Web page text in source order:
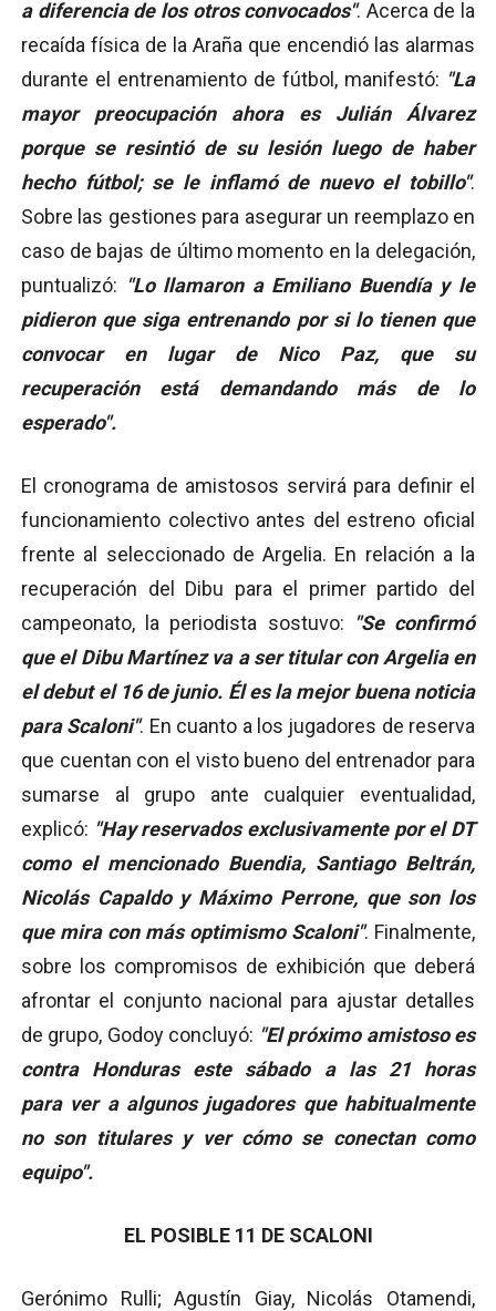
a diferencia de los otros convocados". Acerca de la
recaída física de la Araña que encendió las alarmas
durante el entrenamiento de fútbol, manifestó: "La
mayor preocupación ahora es Julián Álvarez
porque se resintió de su lesión luego de haber
hecho fútbol; se le inflamó de nuevo el tobillo".
Sobre las gestiones para asegurar un reemplazo en
caso de bajas de último momento en la delegación,
puntualizó: "Lo llamaron a Emiliano Buendía y le
pidieron que siga entrenando por si lo tienen que
convocar en lugar de Nico Paz, que su
recuperación está demandando más de lo
esperado".
El cronograma de amistosos servirá para definir el
funcionamiento colectivo antes del estreno oficial
frente al seleccionado de Argelia. En relación a la
recuperación del Dibu para el primer partido del
campeonato, la periodista sostuvo:
"Se confirmó
que el Dibu Martínez va a ser titular con Argelia en
el debut el 16 de junio. Él es la mejor buena noticia
para Scaloni". En cuanto a los jugadores de reserva
que cuentan con el visto bueno del entrenador para
sumarse al grupo ante cualquier eventualidad,
explicó: "Hay reservados exclusivamente por el DT
como el mencionado Buendia, Santiago Beltrán,
Nicolás Capaldo y Máximo Perrone, que son los
que mira con más optimismo Scaloni". Finalmente,
sobre los compromisos de exhibición que deberá
afrontar el conjunto nacional para ajustar detalles
de grupo, Godoy concluyó: "El próximo amistoso es
contra Honduras este sábado a las 21 horas
para ver a algunos jugadores que habitualmente
no son titulares y ver cómo se conectan como
equipo".
EL POSIBLE 11 DE SCALONI
Gerónimo Rulli; Agustín Giay, Nicolás Otamendi,